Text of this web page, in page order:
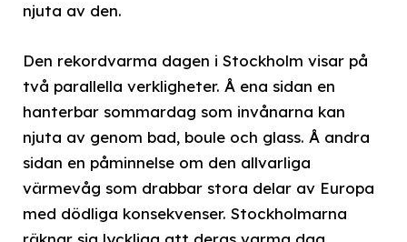
njuta av den.
Den rekordvarma dagen i Stockholm visar på
två parallella verkligheter. Å ena sidan en
hanterbar sommardag som invånarna kan
njuta av genom bad, boule och glass. Å andra
sidan en påminnelse om den allvarliga
värmevåg som drabbar stora delar av Europa
med dödliga konsekvenser. Stockholmarna